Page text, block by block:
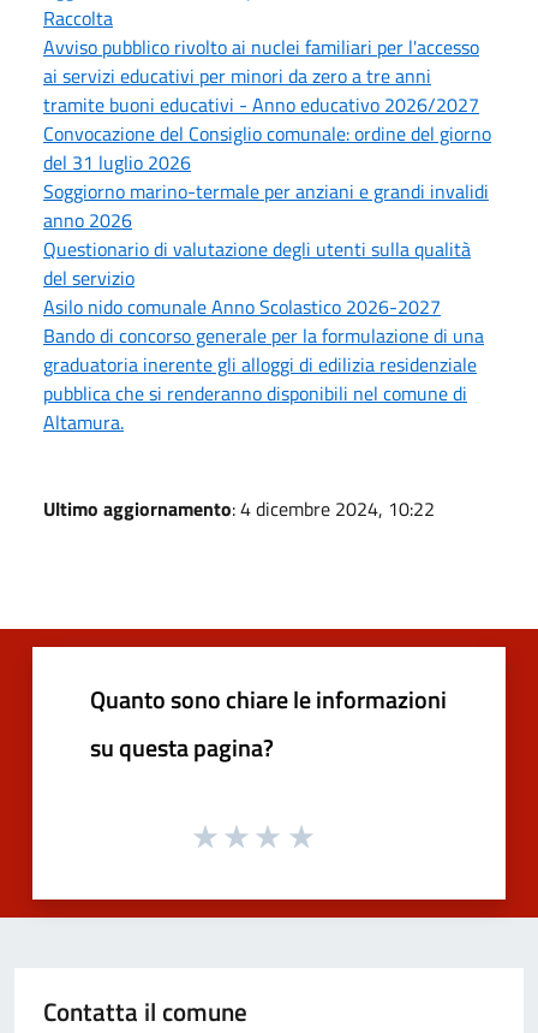
Raccolta
Avviso pubblico rivolto ai nuclei familiari per l'accesso
ai servizi educativi per minori da zero a tre anni
tramite buoni educativi - Anno educativo 2026/2027
Convocazione del Consiglio comunale: ordine del giorno
del 31 luglio 2026
Soggiorno marino-termale per anziani e grandi invalidi
anno 2026
Questionario di valutazione degli utenti sulla qualità
del servizio
Asilo nido comunale Anno Scolastico 2026-2027
Bando di concorso generale per la formulazione di una
graduatoria inerente gli alloggi di edilizia residenziale
pubblica che si renderanno disponibili nel comune di
Altamura.
Ultimo aggiornamento: 4 dicembre 2024, 10:22
Quanto sono chiare le informazioni
su questa pagina?
Contatta il comune